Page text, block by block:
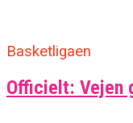
Basketligaen
Officielt: Vejen